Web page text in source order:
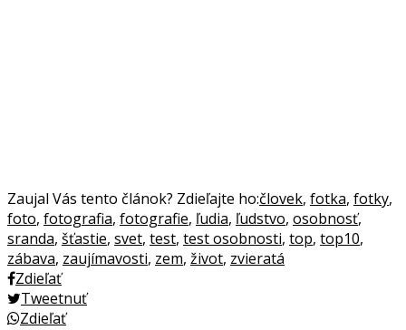
Zaujal Vás tento článok? Zdieľajte ho:človek, fotka, fotky,
foto, fotografia, fotografie, ľudia, ľudstvo, osobnosť,
sranda, šťastie, svet, test, test osobnosti, top, top10,
zábava, zaujímavosti, zem, život, zvieratá
Zdieľať
Tweetnuť
Zdieľať